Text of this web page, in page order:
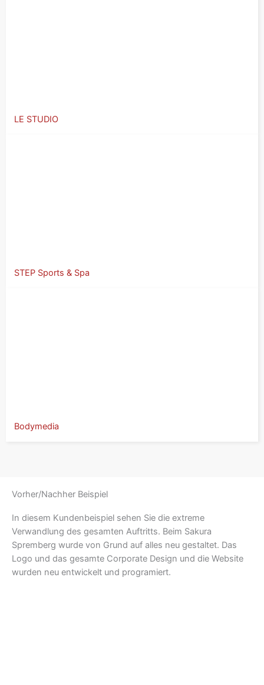
LE STUDIO
STEP Sports & Spa
Bodymedia
Vorher/Nachher Beispiel
In diesem Kundenbeispiel sehen Sie die extreme
Verwandlung des gesamten Auftritts. Beim Sakura
Spremberg wurde von Grund auf alles neu gestaltet. Das
Logo und das gesamte Corporate Design und die Website
wurden neu entwickelt und programiert.